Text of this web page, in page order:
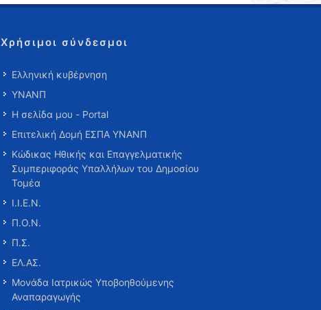
Χρήσιμοι σύνδεσμοι
Ελληνική κυβέρνηση
ΥΝΑΝΠ
Η σελίδα μου - Portal
Επιτελική Δομή ΕΣΠΑ ΥΝΑΝΠ
Κώδικας Ηθικής και Επαγγελματικής
Συμπεριφοράς Υπαλλήλων του Δημοσίου
Τομέα
Ι.Ι.Ε.Ν.
Π.Ο.Ν.
Π.Σ.
ΕΛ.ΑΣ.
Μονάδα Ιατρικώς Υποβοηθούμενης
Αναπαραγωγής